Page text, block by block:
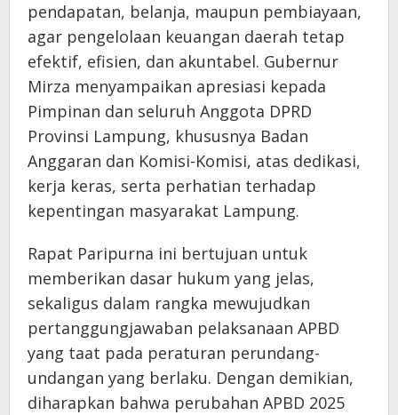
pendapatan, belanja, maupun pembiayaan,
agar pengelolaan keuangan daerah tetap
efektif, efisien, dan akuntabel. Gubernur
Mirza menyampaikan apresiasi kepada
Pimpinan dan seluruh Anggota DPRD
Provinsi Lampung, khususnya Badan
Anggaran dan Komisi-Komisi, atas dedikasi,
kerja keras, serta perhatian terhadap
kepentingan masyarakat Lampung.
Rapat Paripurna ini bertujuan untuk
memberikan dasar hukum yang jelas,
sekaligus dalam rangka mewujudkan
pertanggungjawaban pelaksanaan APBD
yang taat pada peraturan perundang-
undangan yang berlaku. Dengan demikian,
diharapkan bahwa perubahan APBD 2025